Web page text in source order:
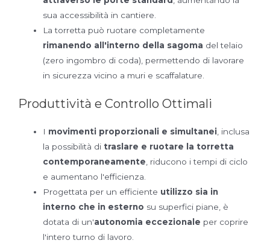
sua accessibilità in cantiere.
La torretta può ruotare completamente
rimanendo all'interno della sagoma del telaio
(zero ingombro di coda), permettendo di lavorare
in sicurezza vicino a muri e scaffalature.
Produttività e Controllo Ottimali
I movimenti proporzionali e simultanei , inclusa
la possibilità ditraslare e ruotare la torretta
contemporaneamente , riducono i tempi di ciclo
e aumentano l'efficienza.
Progettata per un efficiente utilizzo sia in
interno che in esterno su superfici piane, è
dotata di un'autonomia eccezionale per coprire
l'intero turno di lavoro.